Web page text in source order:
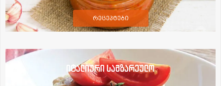
რეცეპტები
იტალიური სამზარეულო